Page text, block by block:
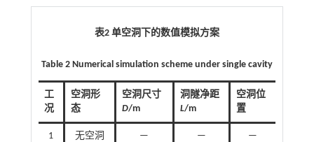
表2 单空洞下的数值模拟方案
Table 2 Numerical simulation scheme under single cavity
工
况
空洞形
态
空洞尺寸
D/m
洞隧净距
L/m
空洞位
置
1 无空洞 — — —